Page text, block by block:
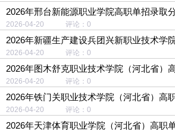
2026年邢台新能源职业学院高职单招录取
2026-04-20 评论：0
2026年新疆生产建设兵团兴新职业技术学
招录取分数线
2026-04-20 评论：0
2026年图木舒克职业技术学院（河北省）
2026-04-20 评论：0
2026年铁门关职业技术学院（河北省）高
2026-04-20 评论：0
2026年天津体育职业学院（河北省）高职